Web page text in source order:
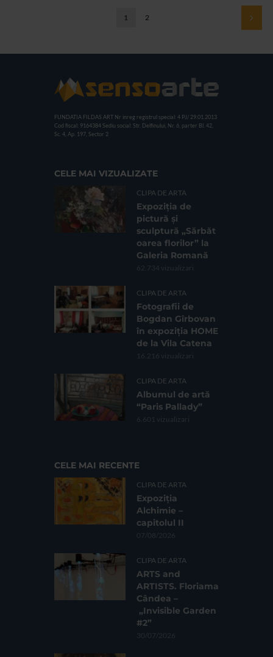
1 2
FUNDATIA FILDAS ART Nr inreg registrul special: 4 PJ/ 29.01.2013
Cod fiscal: 9164384 Sediu social: Str. Delfinului, Nr. 6, parter Bl. 42,
Sc. 4, Ap. 197, Sector 2
CELE MAI VIZUALIZATE
CLIPA DE ARTA
Expoziția de
pictură și
sculptură „Sărbăt
oarea florilor” la
Galeria Romană
62.734 vizualizari
CLIPA DE ARTA
Fotografii de
Bogdan Gîrbovan
în expoziția HOME
de la Vila Catena
16.216 vizualizari
CLIPA DE ARTA
Albumul de artă
“Paris Pallady”
6.601 vizualizari
CELE MAI RECENTE
CLIPA DE ARTA
Expoziția
Alchimie –
capitolul II
07/08/2026
CLIPA DE ARTA
ARTS and
ARTISTS. Floriama
Cândea –
„Invisible Garden
#2”
30/07/2026